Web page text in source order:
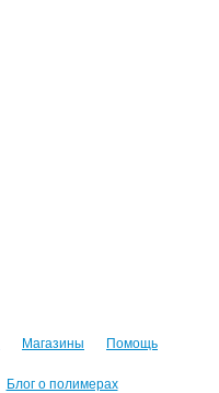
Магазины Помощь
Блог о полимерах